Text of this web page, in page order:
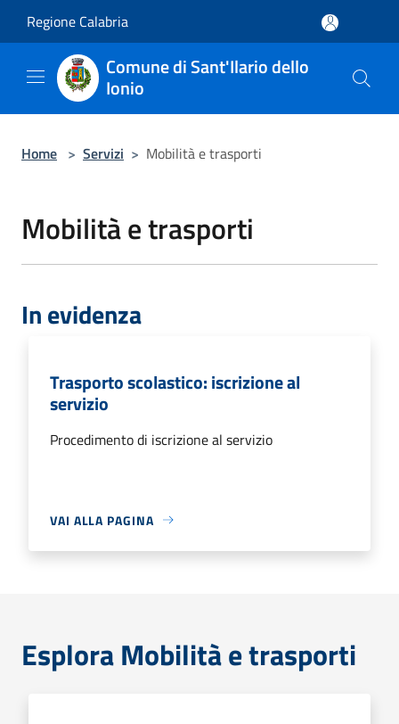
Regione Calabria
Comune di Sant'Ilario dello
Ionio
Home > Servizi > Mobilità e trasporti
Mobilità e trasporti
In evidenza
Trasporto scolastico: iscrizione al
servizio
Procedimento di iscrizione al servizio
VAI ALLA PAGINA
Esplora Mobilità e trasporti